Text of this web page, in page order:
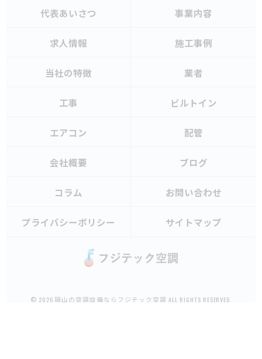
代表あいさつ 事業内容
求人情報 施工事例
当社の特徴 業者
工事 ビルトイン
エアコン 配管
会社概要 ブログ
コラム お問い合わせ
プライバシーポリシー サイトマップ
© 2026 岡山の空調設備ならフジテック空調 ALL RIGHTS RESERVED.